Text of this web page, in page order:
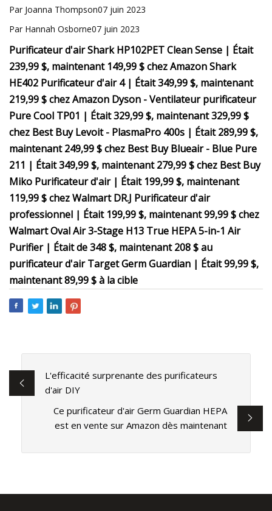
Par Joanna Thompson07 juin 2023
Par Hannah Osborne07 juin 2023
Purificateur d'air Shark HP102PET Clean Sense | Était
239,99 $, maintenant 149,99 $ chez Amazon Shark
HE402 Purificateur d'air 4 | Était 349,99 $, maintenant
219,99 $ chez Amazon Dyson - Ventilateur purificateur
Pure Cool TP01 | Était 329,99 $, maintenant 329,99 $
chez Best Buy Levoit - PlasmaPro 400s | Était 289,99 $,
maintenant 249,99 $ chez Best Buy Blueair - Blue Pure
211 | Était 349,99 $, maintenant 279,99 $ chez Best Buy
Miko Purificateur d'air | Était 199,99 $, maintenant
119,99 $ chez Walmart DR.J Purificateur d'air
professionnel | Était 199,99 $, maintenant 99,99 $ chez
Walmart Oval Air 3-Stage H13 True HEPA 5-in-1 Air
Purifier | Était de 348 $, maintenant 208 $ au
purificateur d'air Target Germ Guardian | Était 99,99 $,
maintenant 89,99 $ à la cible
L'efficacité surprenante des purificateurs
d'air DIY
Ce purificateur d'air Germ Guardian HEPA
est en vente sur Amazon dès maintenant